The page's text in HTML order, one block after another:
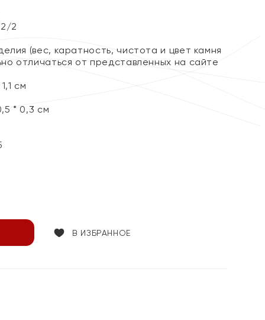
2
(вес, каратность, чистота и цвет камня
отличаться от представленных на сайте
см
* 0,3 см
В ИЗБРАННОЕ